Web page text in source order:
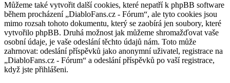
Můžeme také vytvořit další cookies, které nepatří k phpBB software
během procházení „DiabloFans.cz - Fórum“, ale tyto cookies jsou
mimo rozsah tohoto dokumentu, který se zaobírá jen soubory, které
vytvořilo phpBB. Druhá možnost jak můžeme shromažďovat vaše
osobní údaje, je vaše odeslání těchto údajů nám. Toto může
zahrnovat: odeslání příspěvků jako anonymní uživatel, registrace na
„DiabloFans.cz - Fórum“ a odeslání příspěvků po vaší registrace,
když jste přihlášeni.